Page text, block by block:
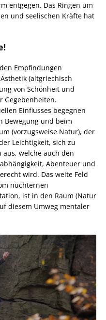
entgegen. Das Ringen um
und seelischen Kräfte hat
Empfindungen
(altgriechisch
von Schönheit und
Gegebenheiten.
Einflusses begegnen
Bewegung und beim
(vorzugsweise Natur), der
Leichtigkeit, sich zu
aus, welche auch den
Abenteuer und
wird. Das weite Feld
nüchternen
ist in den Raum (Natur
diesem Umweg mentaler